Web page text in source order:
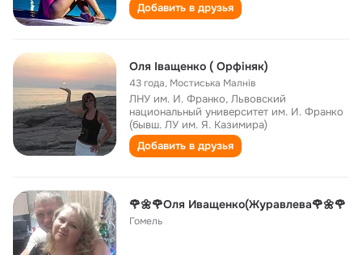
Добавить в друзья
Оля Іващенко ( Орфіняк)
43 года, Мостиська Малнів
ЛНУ им. И. Франко, Львовский
национальный университет им. И. Франко
(бывш. ЛУ им. Я. Казимира)
Добавить в друзья
🌹🌼🌹Оля Иващенко(Журавлева🌹🌼🌹
Гомель